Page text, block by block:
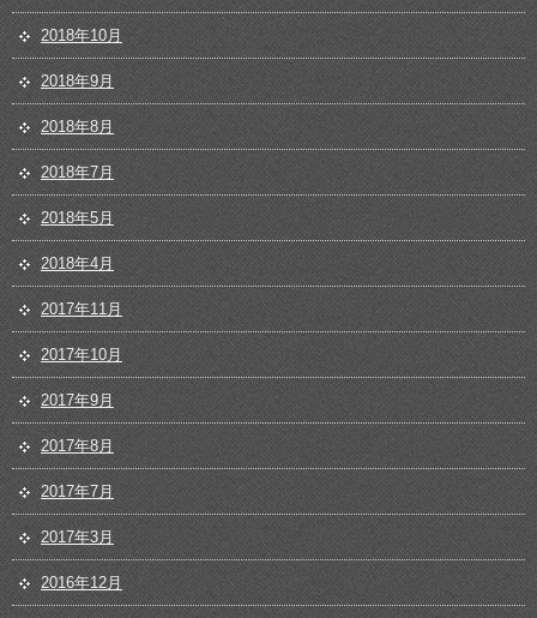
2018年10月
2018年9月
2018年8月
2018年7月
2018年5月
2018年4月
2017年11月
2017年10月
2017年9月
2017年8月
2017年7月
2017年3月
2016年12月